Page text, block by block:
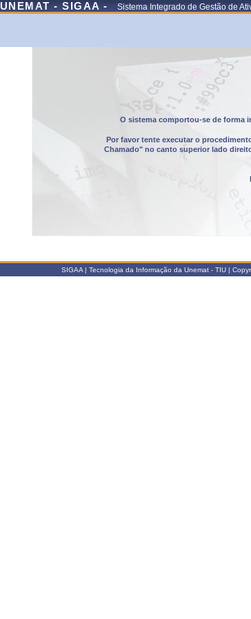
UNEMAT - SIGAA - Sistema Integrado de Gestão de
O sistema comportou-se de forma
Por favor tente executar o
Chamado" no canto superior lado
SIGAA | Tecnologia da Informação da Unemat - TIU |